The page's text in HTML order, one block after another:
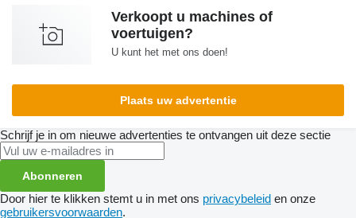
Verkoopt u machines of
voertuigen?
U kunt het met ons doen!
Plaats uw advertentie
Schrijf je in om nieuwe advertenties te ontvangen uit deze sectie
Abonneren
Door hier te klikken stemt u in met ons privacybeleid en onze
gebruikersvoorwaarden.